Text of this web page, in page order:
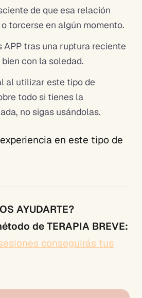
de que esa relación
torcerse en algún momento.
APP tras una ruptura reciente
con la soledad.
al utilizar este tipo de
todo si tienes la
no sigas usándolas.
en este tipo de
AYUDARTE?
de TERAPIA BREVE:
conseguirás tus